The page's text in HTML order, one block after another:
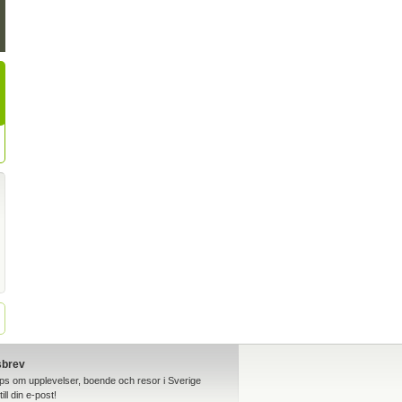
om upplevelser, boende och resor i Sverige
din e-post!